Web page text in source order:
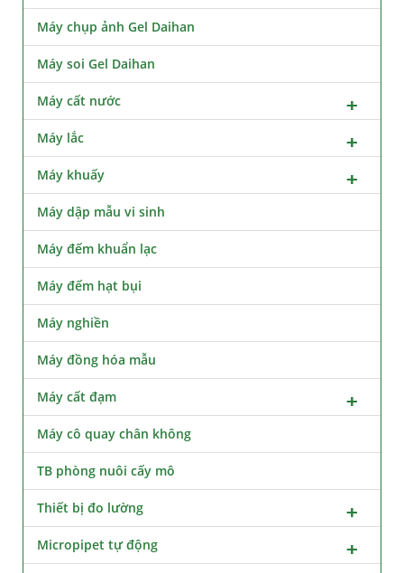
Máy chụp ảnh Gel Daihan
Máy soi Gel Daihan
Máy cất nước
Máy lắc
Máy khuấy
Máy dập mẫu vi sinh
Máy đếm khuẩn lạc
Máy đếm hạt bụi
Máy nghiền
Máy đồng hóa mẫu
Máy cất đạm
Máy cô quay chân không
TB phòng nuôi cấy mô
Thiết bị đo lường
Micropipet tự động